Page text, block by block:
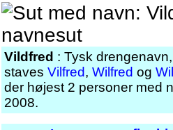
Vildfred : Tysk
staves Vilfred, Wilfred og
der højest 2 personer med
2008.